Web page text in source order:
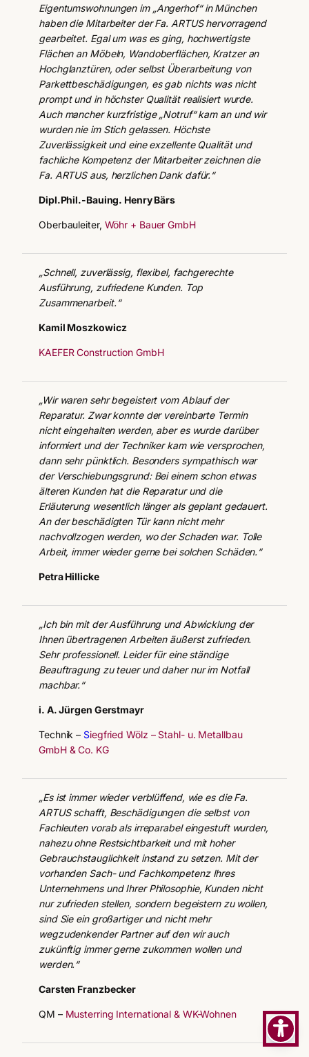
Eigentumswohnungen im „Angerhof“ in München
haben die Mitarbeiter der Fa. ARTUS hervorragend
gearbeitet. Egal um was es ging, hochwertigste
Flächen an Möbeln, Wandoberflächen, Kratzer an
Hochglanztüren, oder selbst Überarbeitung von
Parkettbeschädigungen, es gab nichts was nicht
prompt und in höchster Qualität realisiert wurde.
Auch mancher kurzfristige „Notruf“ kam an und wir
wurden nie im Stich gelassen. Höchste
Zuverlässigkeit und eine exzellente Qualität und
fachliche Kompetenz der Mitarbeiter zeichnen die
Fa. ARTUS aus, herzlichen Dank dafür.“
Dipl.Phil.-Bauing. Henry Bärs
Oberbauleiter, Wöhr + Bauer GmbH
„Schnell, zuverlässig, flexibel, fachgerechte
Ausführung, zufriedene Kunden. Top
Zusammenarbeit.“
Kamil Moszkowicz
KAEFER Construction GmbH
„Wir waren sehr begeistert vom Ablauf der
Reparatur. Zwar konnte der vereinbarte Termin
nicht eingehalten werden, aber es wurde darüber
informiert und der Techniker kam wie versprochen,
dann sehr pünktlich. Besonders sympathisch war
der Verschiebungsgrund: Bei einem schon etwas
älteren Kunden hat die Reparatur und die
Erläuterung wesentlich länger als geplant gedauert.
An der beschädigten Tür kann nicht mehr
nachvollzogen werden, wo der Schaden war. Tolle
Arbeit, immer wieder gerne bei solchen Schäden.“
Petra Hillicke
„Ich bin mit der Ausführung und Abwicklung der
Ihnen übertragenen Arbeiten äußerst zufrieden.
Sehr professionell. Leider für eine ständige
Beauftragung zu teuer und daher nur im Notfall
machbar.“
i. A. Jürgen Gerstmayr
Technik – Siegfried Wölz – Stahl- u. Metallbau
GmbH & Co. KG
„Es ist immer wieder verblüffend, wie es die Fa.
ARTUS schafft, Beschädigungen die selbst von
Fachleuten vorab als irreparabel eingestuft wurden,
nahezu ohne Restsichtbarkeit und mit hoher
Gebrauchstauglichkeit instand zu setzen. Mit der
vorhanden Sach- und Fachkompetenz Ihres
Unternehmens und Ihrer Philosophie, Kunden nicht
nur zufrieden stellen, sondern begeistern zu wollen,
sind Sie ein großartiger und nicht mehr
wegzudenkender Partner auf den wir auch
zukünftig immer gerne zukommen wollen und
werden.“
Carsten Franzbecker
QM – Musterring International & WK-Wohnen